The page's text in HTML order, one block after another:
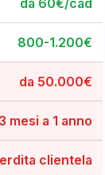
800-1.200€
da 50.000€
mesi a 1 anno
clientela